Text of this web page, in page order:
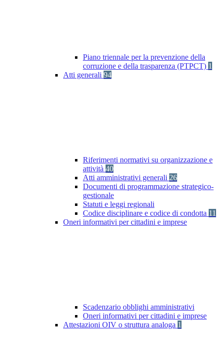
Piano triennale per la prevenzione della
corruzione e della trasparenza (PTPCT) 1
Atti generali 94
Riferimenti normativi su organizzazione e
attività 40
Atti amministrativi generali 26
Documenti di programmazione strategico-
gestionale
Statuti e leggi regionali
Codice disciplinare e codice di condotta 11
Oneri informativi per cittadini e imprese
Scadenzario obblighi amministrativi
Oneri informativi per cittadini e imprese
Attestazioni OIV o struttura analoga 1